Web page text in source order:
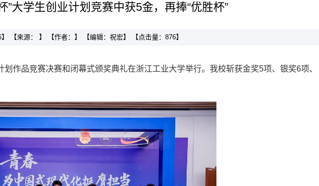
”大学生创业计划竞赛中获5金，再捧“优胜杯”
】 【来源： 】 【作者：】 【编辑：祝宏】 【点击量： 876】
作品竞赛决赛和闭幕式颁奖典礼在浙江工业大学举行。我校斩获金奖5项、银奖6项、